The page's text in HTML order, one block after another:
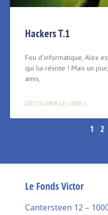
Hackers T.1
Fou d’informatique, Alex
qui lui résiste ! Mais un
amis,
DÉCOUVRIR LE LIVRE »
1 2
Le Fonds Victor
Cantersteen 12 –